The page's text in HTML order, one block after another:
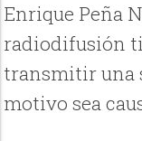
Enrique Peña
radiodifusión
transmitir una
motivo sea